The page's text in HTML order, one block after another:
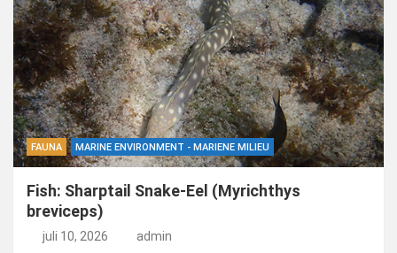
FAUNA MARINE ENVIRONMENT - MARIENE MILIEU
Fish: Sharptail Snake-Eel (Myrichthys
breviceps)
juli 10, 2026 admin